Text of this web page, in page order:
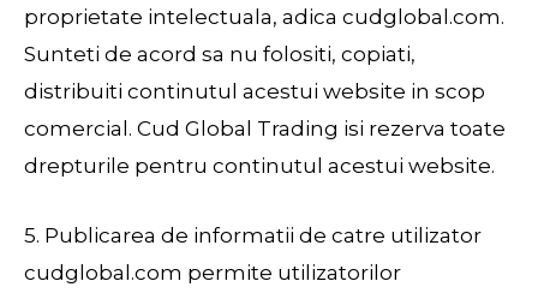
proprietate intelectuala, adica cudglobal.com.
Sunteti de acord sa nu folositi, copiati,
distribuiti continutul acestui website in scop
comercial. Cud Global Trading isi rezerva toate
drepturile pentru continutul acestui website.
5. Publicarea de informatii de catre utilizator
cudglobal.com permite utilizatorilor